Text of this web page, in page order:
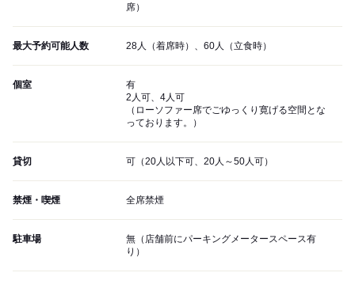
席）
最大予約可能人数 28人（着席時）、60人（立食時）
個室
有
2人可、4人可
（ローソファー席でごゆっくり寛げる空間とな
っております。）
貸切 可（20人以下可、20人～50人可）
禁煙・喫煙 全席禁煙
駐車場
無（店舗前にパーキングメータースペース有
り）